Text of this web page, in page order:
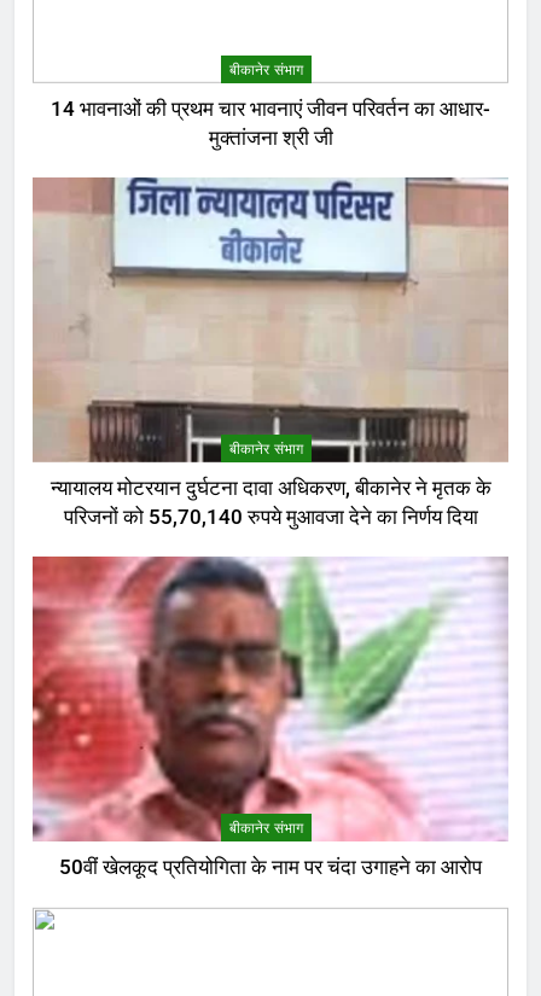
बीकानेर संभाग
14 भावनाओं की प्रथम चार भावनाएं जीवन परिवर्तन का आधार-
मुक्तांजना श्री जी
बीकानेर संभाग
न्यायालय मोटरयान दुर्घटना दावा अधिकरण, बीकानेर ने मृतक के
परिजनों को 55,70,140 रुपये मुआवजा देने का निर्णय दिया
बीकानेर संभाग
50वीं खेलकूद प्रतियोगिता के नाम पर चंदा उगाहने का आरोप